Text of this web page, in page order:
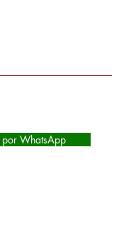
por WhatsApp